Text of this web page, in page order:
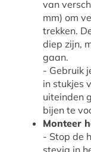
van
mm) om
trekken.
diep zijn,
gaan.
- Gebruik
in stukjes
uiteinden
bijen te
Monteer
- Stop de